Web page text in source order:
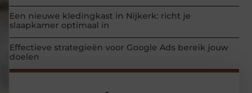
Een nieuwe kledingkast in Nijkerk: richt je
slaapkamer optimaal in
Effectieve strategieën voor Google Ads bereik jouw
doelen